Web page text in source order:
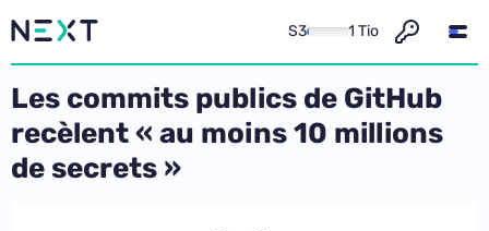
S3 1 Tio
Les commits publics de GitHub
recèlent « au moins 10 millions
de secrets »